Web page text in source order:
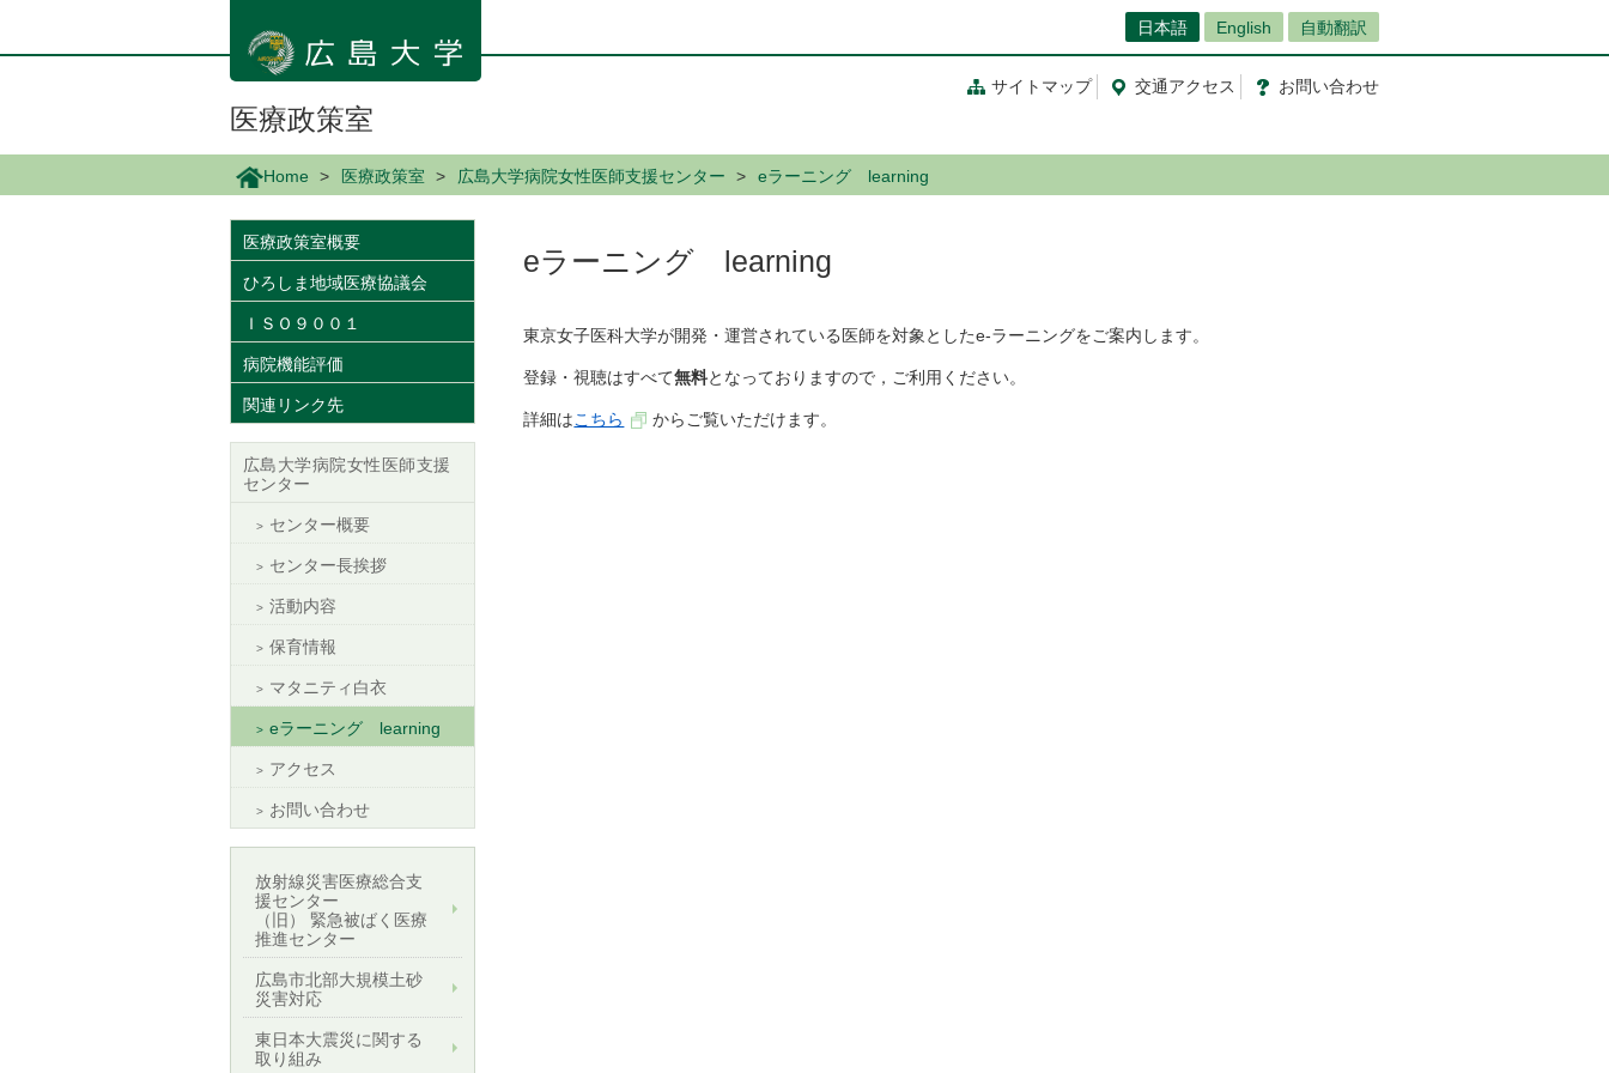
ン
日本語 English 自動翻訳
サイトマップ 交通アクセス お問い合わせ
医療政策室
Home 医療政策室 広島大学病院女性医師支援センター eラーニング learning
eラーニング learning
東京女子医科大学が開発・運営されている医師を対象としたe-ラーニングをご案内します。
登録・視聴はすべて無料となっておりますので，ご利用ください。
詳細はこちら からご覧いただけます。
医療政策室概要
ひろしま地域医療協議会
ＩＳＯ９００１
病院機能評価
関連リンク先
広島大学病院女性医師支援
センター
センター概要
センター長挨拶
活動内容
保育情報
マタニティ白衣
eラーニング learning
アクセス
お問い合わせ
放射線災害医療総合支
援センター
（旧） 緊急被ばく医療
推進センター
広島市北部大規模土砂
災害対応
東日本大震災に関する
取り組み